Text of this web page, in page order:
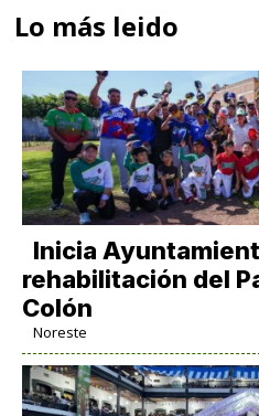
Lo más leido
Inicia
rehabilitación del
Colón
Noreste